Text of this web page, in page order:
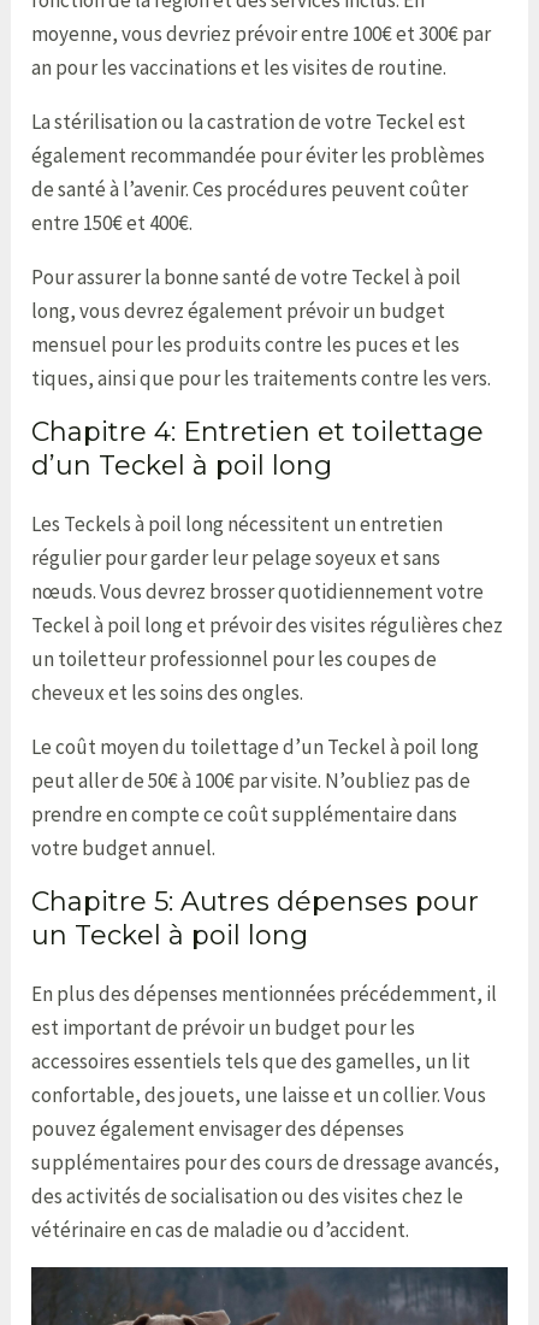
moyenne, vous devriez prévoir entre 100€ et 300€ par
an pour les vaccinations et les visites de routine.
La stérilisation ou la castration de votre Teckel est
également recommandée pour éviter les problèmes
de santé à l’avenir. Ces procédures peuvent coûter
entre 150€ et 400€.
Pour assurer la bonne santé de votre Teckel à poil
long, vous devrez également prévoir un budget
mensuel pour les produits contre les puces et les
tiques, ainsi que pour les traitements contre les vers.
Chapitre 4: Entretien et toilettage
d’un Teckel à poil long
Les Teckels à poil long nécessitent un entretien
régulier pour garder leur pelage soyeux et sans
nœuds. Vous devrez brosser quotidiennement votre
Teckel à poil long et prévoir des visites régulières chez
un toiletteur professionnel pour les coupes de
cheveux et les soins des ongles.
Le coût moyen du toilettage d’un Teckel à poil long
peut aller de 50€ à 100€ par visite. N’oubliez pas de
prendre en compte ce coût supplémentaire dans
votre budget annuel.
Chapitre 5: Autres dépenses pour
un Teckel à poil long
En plus des dépenses mentionnées précédemment, il
est important de prévoir un budget pour les
accessoires essentiels tels que des gamelles, un lit
confortable, des jouets, une laisse et un collier. Vous
pouvez également envisager des dépenses
supplémentaires pour des cours de dressage avancés,
des activités de socialisation ou des visites chez le
vétérinaire en cas de maladie ou d’accident.